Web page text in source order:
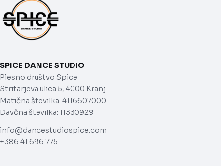
SPICE DANCE STUDIO
Plesno društvo Spice
Stritarjeva ulica 5, 4000 Kranj
Matična številka: 4116607000
Davčna številka: 11330929
info@dancestudiospice.com
+386 41 696 775